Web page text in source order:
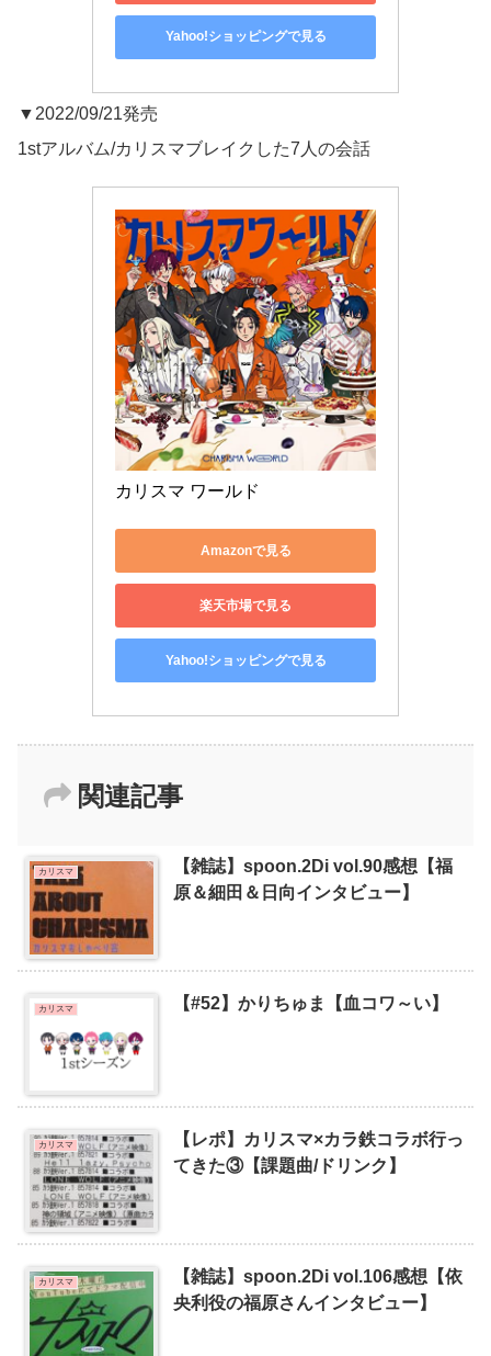
Yahoo!ショッピングで見る
▼2022/09/21発売
1stアルバム/カリスマブレイクした7人の会話
カリスマ ワールド
Amazonで見る
楽天市場で見る
Yahoo!ショッピングで見る
関連記事
カリスマ
【雑誌】spoon.2Di vol.90感想【福
原＆細田＆日向インタビュー】
カリスマ 【#52】かりちゅま【血コワ～い】
カリスマ
【レポ】カリスマ×カラ鉄コラボ行っ
てきた③【課題曲/ドリンク】
カリスマ
【雑誌】spoon.2Di vol.106感想【依
央利役の福原さんインタビュー】